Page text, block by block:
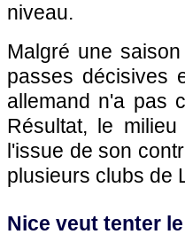
niveau.
Malgré une
passes décisives
allemand n'a pas
Résultat, le
l'issue de son
plusieurs clubs de
Nice veut tenter